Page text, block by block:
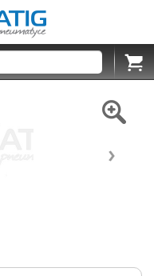
Cart